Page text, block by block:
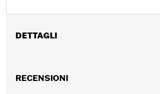
DETTAGLI
Istruzioni di installazione
RECENSIONI